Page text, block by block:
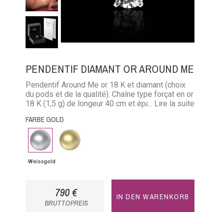
PENDENTIF DIAMANT OR AROUND ME
Pendentif Around Me or 18 K et diamant (choix
du pods et de la qualité). Chaîne type forçat en or
18 K (1,5 g) de longeur 40 cm et épaisseur 0,9
... Lire la suite
FARBE GOLD
Weissgold
Weissgold
Gelbgold
790 €
BRUTTOPREIS
IN DEN WARENKORB